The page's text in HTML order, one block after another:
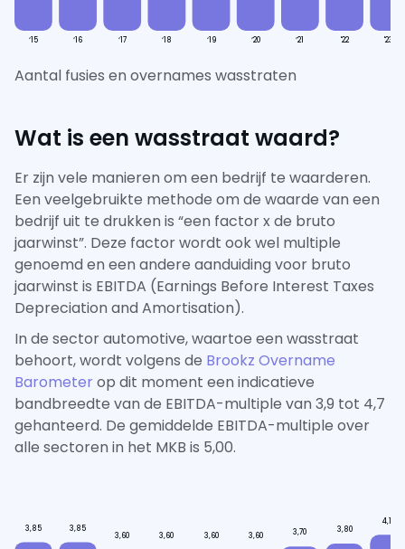
‘15 ‘16 ‘17 ‘18 ‘19 ‘20 ‘21 '22 '23
Aantal fusies en overnames wasstraten
3,85 3,85
3,60 3,60 3,60 3,60 3,70 3,80
4,10
Wat is een wasstraat waard?
Er zijn vele manieren om een bedrijf te waarderen.
Een veelgebruikte methode om de waarde van een
bedrijf uit te drukken is “een factor x de bruto
jaarwinst”. Deze factor wordt ook wel multiple
genoemd en een andere aanduiding voor bruto
jaarwinst is EBITDA (Earnings Before Interest Taxes
Depreciation and Amortisation).
In de sector automotive, waartoe een wasstraat
behoort, wordt volgens de Brookz Overname
Barometer op dit moment een indicatieve
bandbreedte van de EBITDA-multiple van 3,9 tot 4,7
gehanteerd. De gemiddelde EBITDA-multiple over
alle sectoren in het MKB is 5,00.